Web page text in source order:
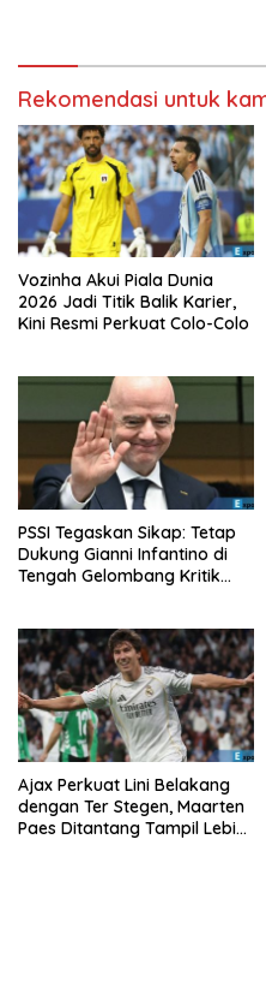
Rekomendasi untuk
Vozinha Akui Piala Dunia
2026 Jadi Titik Balik Karier,
Kini Resmi Perkuat Colo-Colo
PSSI Tegaskan Sikap: Tetap
Dukung Gianni Infantino di
Tengah Gelombang Kritik
Ajax Perkuat Lini Belakang
dengan Ter Stegen, Maarten
Paes Ditantang Tampil Lebih